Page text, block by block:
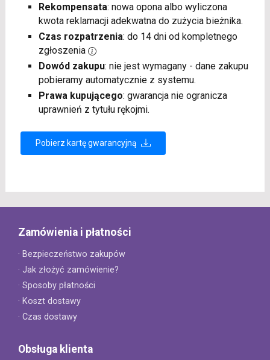
Rekompensata: nowa opona albo wyliczona
kwota reklamacji adekwatna do zużycia bieżnika.
Czas rozpatrzenia: do 14 dni od kompletnego
zgłoszenia
Dowód zakupu: nie jest wymagany - dane zakupu
pobieramy automatycznie z systemu.
Prawa kupującego: gwarancja nie ogranicza
uprawnień z tytułu rękojmi.
Pobierz kartę gwarancyjną
Zamówienia i płatności
· Bezpieczeństwo zakupów
· Jak złożyć zamówienie?
· Sposoby płatności
· Koszt dostawy
· Czas dostawy
Obsługa klienta